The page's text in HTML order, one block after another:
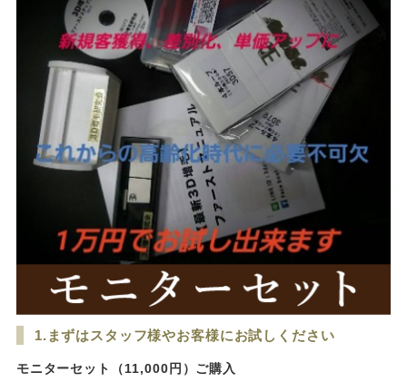
1.まずはスタッフ様やお客様にお試しください
モニターセット（11,000円）ご購入